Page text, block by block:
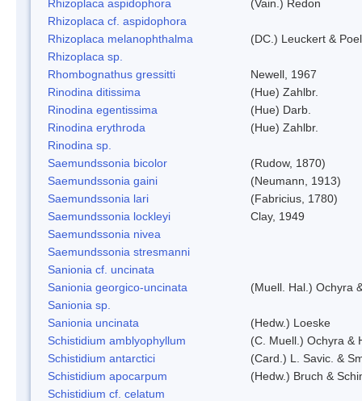
Rhizoplaca aspidophora
(Vain.) Redon
Rhizoplaca cf. aspidophora
Rhizoplaca melanophthalma
(DC.) Leuckert &
Rhizoplaca sp.
Rhombognathus gressitti
Newell, 1967
Rinodina ditissima
(Hue) Zahlbr.
Rinodina egentissima
(Hue) Darb.
Rinodina erythroda
(Hue) Zahlbr.
Rinodina sp.
Saemundssonia bicolor
(Rudow, 1870)
Saemundssonia gaini
(Neumann, 1913)
Saemundssonia lari
(Fabricius, 1780)
Saemundssonia lockleyi
Clay, 1949
Saemundssonia nivea
Saemundssonia stresmanni
Sanionia cf. uncinata
Sanionia georgico-uncinata
(Muell. Hal.) Ochyra
Sanionia sp.
Sanionia uncinata
(Hedw.) Loeske
Schistidium amblyophyllum
(C. Muell.) Ochyra &
Schistidium antarctici
(Card.) L. Savic. &
Schistidium apocarpum
(Hedw.) Bruch &
Schistidium cf. celatum